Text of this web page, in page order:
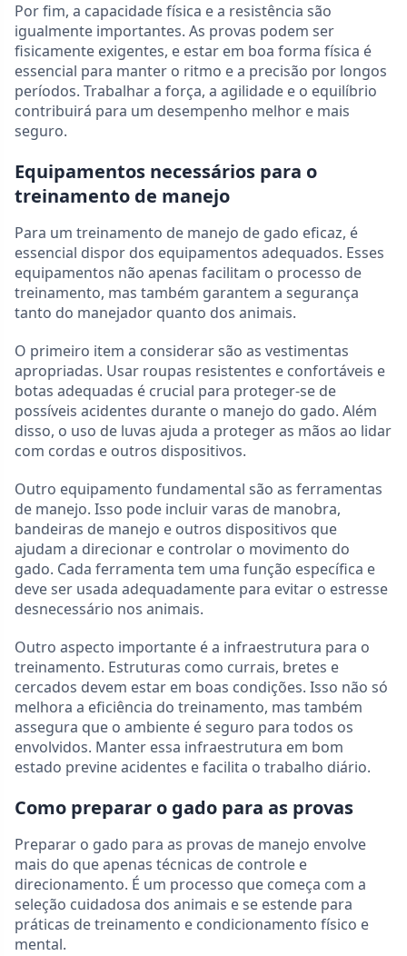
Por fim, a capacidade física e a resistência são
igualmente importantes. As provas podem ser
fisicamente exigentes, e estar em boa forma física é
essencial para manter o ritmo e a precisão por longos
períodos. Trabalhar a força, a agilidade e o equilíbrio
contribuirá para um desempenho melhor e mais
seguro.
Equipamentos necessários para o
treinamento de manejo
Para um treinamento de manejo de gado eficaz, é
essencial dispor dos equipamentos adequados. Esses
equipamentos não apenas facilitam o processo de
treinamento, mas também garantem a segurança
tanto do manejador quanto dos animais.
O primeiro item a considerar são as vestimentas
apropriadas. Usar roupas resistentes e confortáveis e
botas adequadas é crucial para proteger-se de
possíveis acidentes durante o manejo do gado. Além
disso, o uso de luvas ajuda a proteger as mãos ao lidar
com cordas e outros dispositivos.
Outro equipamento fundamental são as ferramentas
de manejo. Isso pode incluir varas de manobra,
bandeiras de manejo e outros dispositivos que
ajudam a direcionar e controlar o movimento do
gado. Cada ferramenta tem uma função específica e
deve ser usada adequadamente para evitar o estresse
desnecessário nos animais.
Outro aspecto importante é a infraestrutura para o
treinamento. Estruturas como currais, bretes e
cercados devem estar em boas condições. Isso não só
melhora a eficiência do treinamento, mas também
assegura que o ambiente é seguro para todos os
envolvidos. Manter essa infraestrutura em bom
estado previne acidentes e facilita o trabalho diário.
Como preparar o gado para as provas
Preparar o gado para as provas de manejo envolve
mais do que apenas técnicas de controle e
direcionamento. É um processo que começa com a
seleção cuidadosa dos animais e se estende para
práticas de treinamento e condicionamento físico e
mental.